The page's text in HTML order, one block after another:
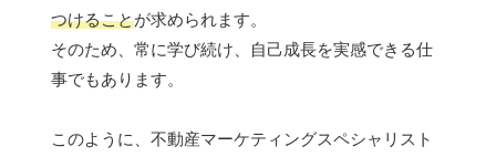
つけることが求められます。
そのため、常に学び続け、自己成長を実感できる仕
事でもあります。
このように、不動産マーケティングスペシャリスト